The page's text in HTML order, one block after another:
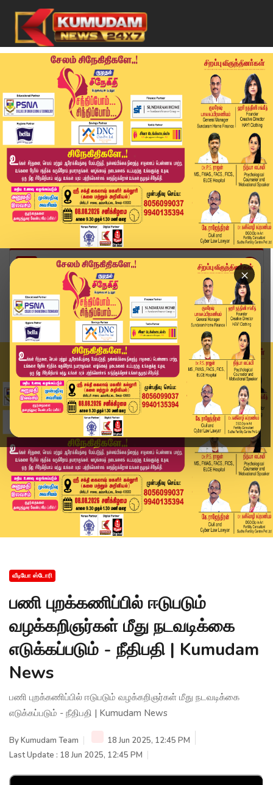
×
Home
வீடியோ ஸ்டோரி
பணி புறக்கணிப்பில் ஈடுபடும் வழக்கறிஞர்கள் மீது ...
வீடியோ ஸ்டோரி
பணி புறக்கணிப்பில் ஈடுபடும்
வழக்கறிஞர்கள் மீது நடவடிக்கை
எடுக்கப்படும் - நீதிபதி | Kumudam
News
பணி புறக்கணிப்பில் ஈடுபடும் வழக்கறிஞர்கள் மீது நடவடிக்கை
எடுக்கப்படும் - நீதிபதி | Kumudam News
ByKumudam Team
18 Jun 2025, 12:45 PM
Last Update : 18 Jun 2025, 12:45 PM